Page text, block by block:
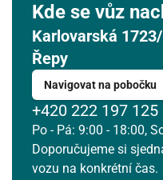
Kde se vůz
Karlovarská
Řepy
Navigovat na pobočku
+420 222 197 125
Po - Pá: 9:00 - 18:00,
Doporučujeme si
vozu na konkrétní čas.